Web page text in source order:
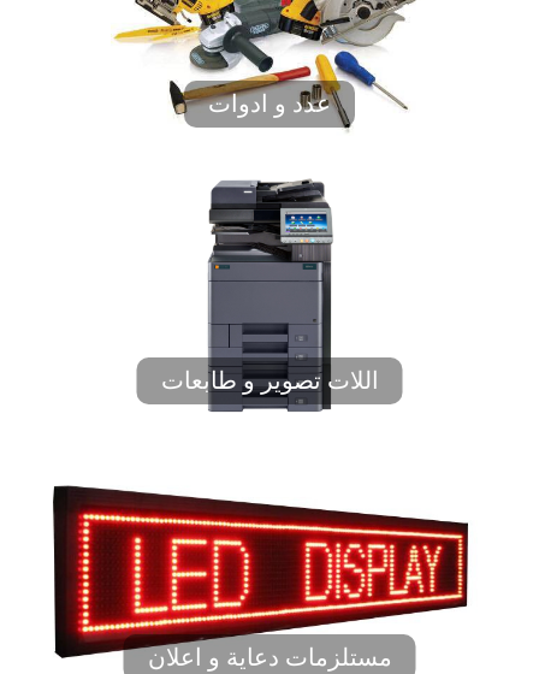
عدد و ادوات
اللات تصوير و طابعات
مستلزمات دعاية و اعلان